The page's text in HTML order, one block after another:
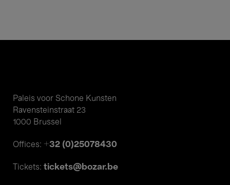
Paleis voor Schone Kunsten
Ravensteinstraat 23
1000 Brussel
Offices: +32 (0)25078430
Tickets: tickets@bozar.be